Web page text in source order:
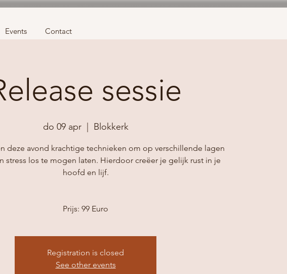
Events Contact
sessie
do 09 apr
  |
Blokkerk
deze avond krachtige technieken om op verschillende lagen
stress los te mogen laten. Hierdoor creëer je gelijk rust in je
hoofd en lijf.
Registration is closed
See other events